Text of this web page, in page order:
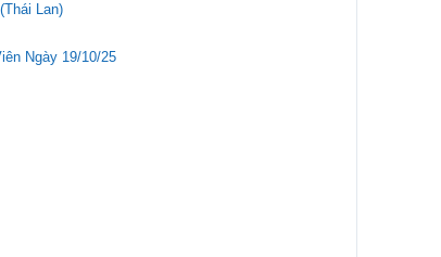
Lan)
Ngày 19/10/25